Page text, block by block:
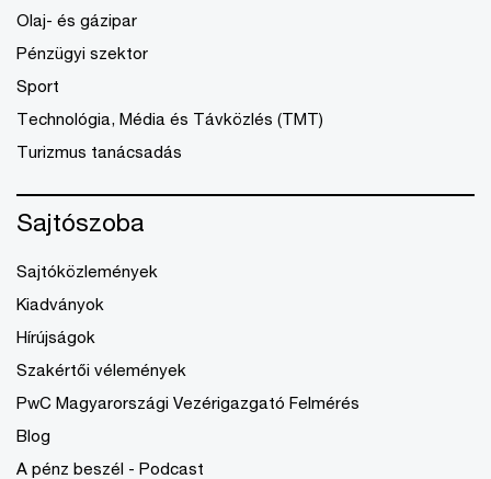
Olaj- és gázipar
Pénzügyi szektor
Sport
Technológia, Média és Távközlés (TMT)
Turizmus tanácsadás
Sajtószoba
Sajtóközlemények
Kiadványok
Hírújságok
Szakértői vélemények
PwC Magyarországi Vezérigazgató Felmérés
Blog
A pénz beszél - Podcast